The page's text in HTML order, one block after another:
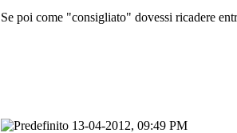
Se poi come "consigliato" dovessi ricadere
13-04-2012, 09:49 PM